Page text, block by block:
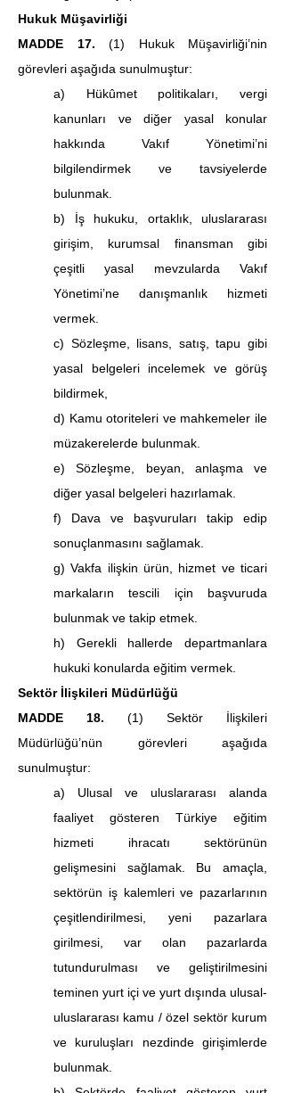
Hukuk Müşavirliği
MADDE 17. (1) Hukuk Müşavirliği’nin
görevleri aşağıda sunulmuştur:
a) Hükûmet politikaları, vergi
kanunları ve diğer yasal konular
hakkında Vakıf Yönetimi’ni
bilgilendirmek ve tavsiyelerde
bulunmak.
b) İş hukuku, ortaklık, uluslararası
girişim, kurumsal finansman gibi
çeşitli yasal mevzularda Vakıf
Yönetimi’ne danışmanlık hizmeti
vermek.
c) Sözleşme, lisans, satış, tapu gibi
yasal belgeleri incelemek ve görüş
bildirmek,
d) Kamu otoriteleri ve mahkemeler ile
müzakerelerde bulunmak.
e) Sözleşme, beyan, anlaşma ve
diğer yasal belgeleri hazırlamak.
f) Dava ve başvuruları takip edip
sonuçlanmasını sağlamak.
g) Vakfa ilişkin ürün, hizmet ve ticari
markaların tescili için başvuruda
bulunmak ve takip etmek.
h) Gerekli hallerde departmanlara
hukuki konularda eğitim vermek.
Sektör İlişkileri Müdürlüğü
MADDE 18. (1)
Sektör İlişkileri
Müdürlüğü’nün görevleri aşağıda
sunulmuştur:
a) Ulusal ve uluslararası alanda
faaliyet gösteren Türkiye eğitim
hizmeti ihracatı sektörünün
gelişmesini sağlamak. Bu amaçla,
sektörün iş kalemleri ve pazarlarının
çeşitlendirilmesi, yeni pazarlara
girilmesi, var olan pazarlarda
tutundurulması ve geliştirilmesini
teminen yurt içi ve yurt dışında ulusal-
uluslararası kamu / özel sektör kurum
ve kuruluşları nezdinde girişimlerde
bulunmak.